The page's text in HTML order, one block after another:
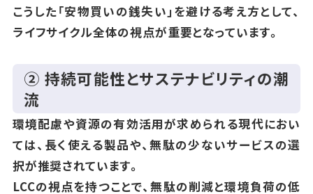
こうした「安物買いの銭失い」を避ける考え方として、
ライフサイクル全体の視点が重要となっています。
② 持続可能性とサステナビリティの潮
流
環境配慮や資源の有効活用が求められる現代におい
ては、長く使える製品や、無駄の少ないサービスの選
択が推奨されています。
LCCの視点を持つことで、無駄の削減と環境負荷の低